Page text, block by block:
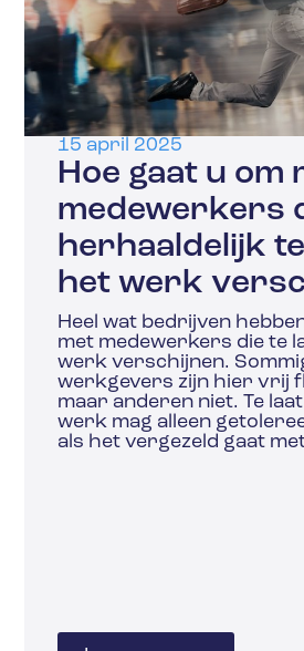
15 april 2025
Hoe gaat u om
medewerkers
herhaaldelijk
het werk
Heel wat bedrijven
met medewerkers die te
werk verschijnen.
werkgevers zijn hier vrij
maar anderen niet. Te
werk mag alleen
als het vergezeld gaat